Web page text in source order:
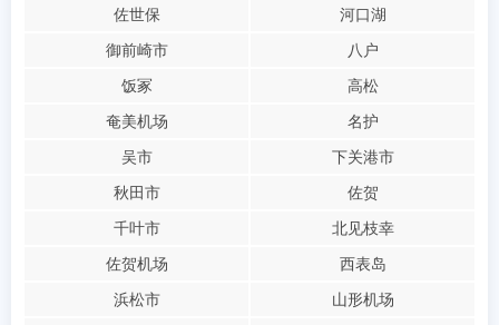
佐世保
河口湖
御前崎市
八户
饭冢
高松
奄美机场
名护
吴市
下关港市
秋田市
佐贺
千叶市
北见枝幸
佐贺机场
西表岛
浜松市
山形机场